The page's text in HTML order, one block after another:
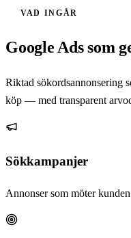
VAD INGÅR
Google Ads som
Riktad sökordsannonsering
köp — med transparent
Sökkampanjer
Annonser som möter